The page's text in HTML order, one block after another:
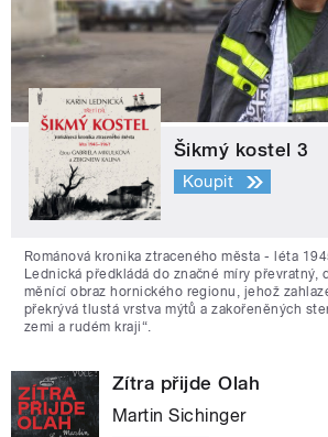
Šikmý kostel 3
Koupit
Románová kronika ztraceného města - léta
Lednická předkládá do značné míry převratný,
měnící obraz hornického regionu, jehož
překrývá tlustá vrstva mýtů a zakořeněných
zemi a rudém kraji“.
Zítra přijde Olah
Martin Sichinger